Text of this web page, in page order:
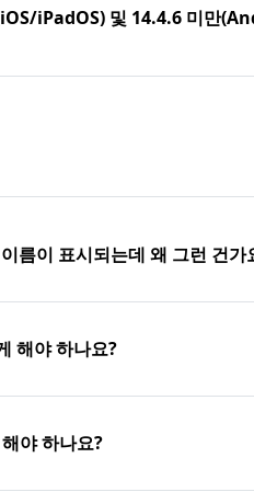
iPadOS) 및 14.4.6 미만
름이 표시되는데 왜 그런 건가
해야 하나요?
야 하나요?